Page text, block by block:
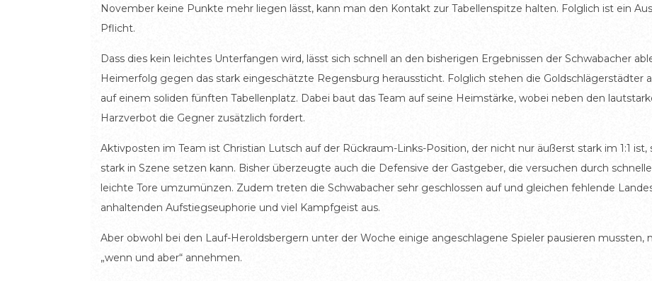
November keine Punkte mehr liegen lässt, kann man den Kontakt zur Tabellenspitze halten. Folglich ist ein
Pflicht.
Dass dies kein leichtes Unterfangen wird, lässt sich schnell an den bisherigen Ergebnissen der Schwabacher
Heimerfolg gegen das stark eingeschätzte Regensburg heraussticht. Folglich stehen die Goldschlägerstädter
auf einem soliden fünften Tabellenplatz. Dabei baut das Team auf seine Heimstärke, wobei neben den
Harzverbot die Gegner zusätzlich fordert.
Aktivposten im Team ist Christian Lutsch auf der Rückraum-Links-Position, der nicht nur äußerst stark im 1:1
stark in Szene setzen kann. Bisher überzeugte auch die Defensive der Gastgeber, die versuchen durch
leichte Tore umzumünzen. Zudem treten die Schwabacher sehr geschlossen auf und gleichen fehlende
anhaltenden Aufstiegseuphorie und viel Kampfgeist aus.
Aber obwohl bei den Lauf-Heroldsbergern unter der Woche einige angeschlagene Spieler pausieren mussten,
„wenn und aber“ annehmen.